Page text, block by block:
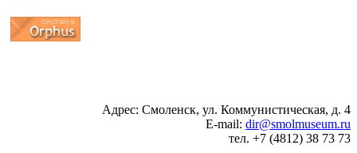
Адрес: Смоленск, ул. Коммунистическая, д. 4
E-mail: dir@smolmuseum.ru
тел. +7 (4812) 38 73 73